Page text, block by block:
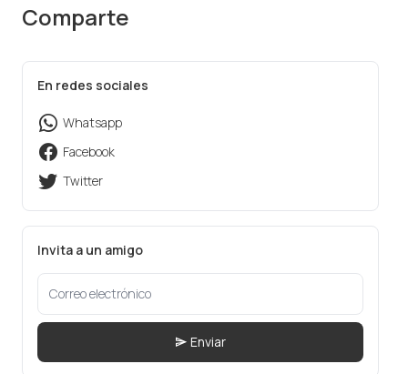
Comparte
En redes sociales
Whatsapp
Facebook
Twitter
Invita a un amigo
Enviar